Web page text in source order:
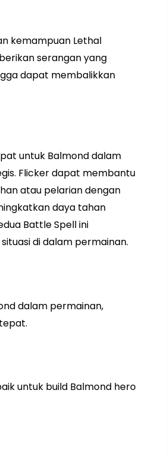
kemampuan Lethal
serangan yang
dapat membalikkan
untuk Balmond dalam
Flicker dapat membantu
atau pelarian dengan
daya tahan
Battle Spell ini
di dalam permainan.
dalam permainan,
untuk build Balmond hero